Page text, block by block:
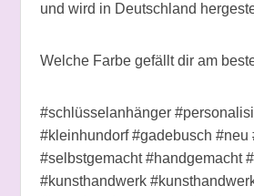
und wird in Deutschland
Welche Farbe gefällt dir am
#schlüsselanhänger
#kleinhundorf #gadebusch #neu
#selbstgemacht #handgemacht
#kunsthandwerk